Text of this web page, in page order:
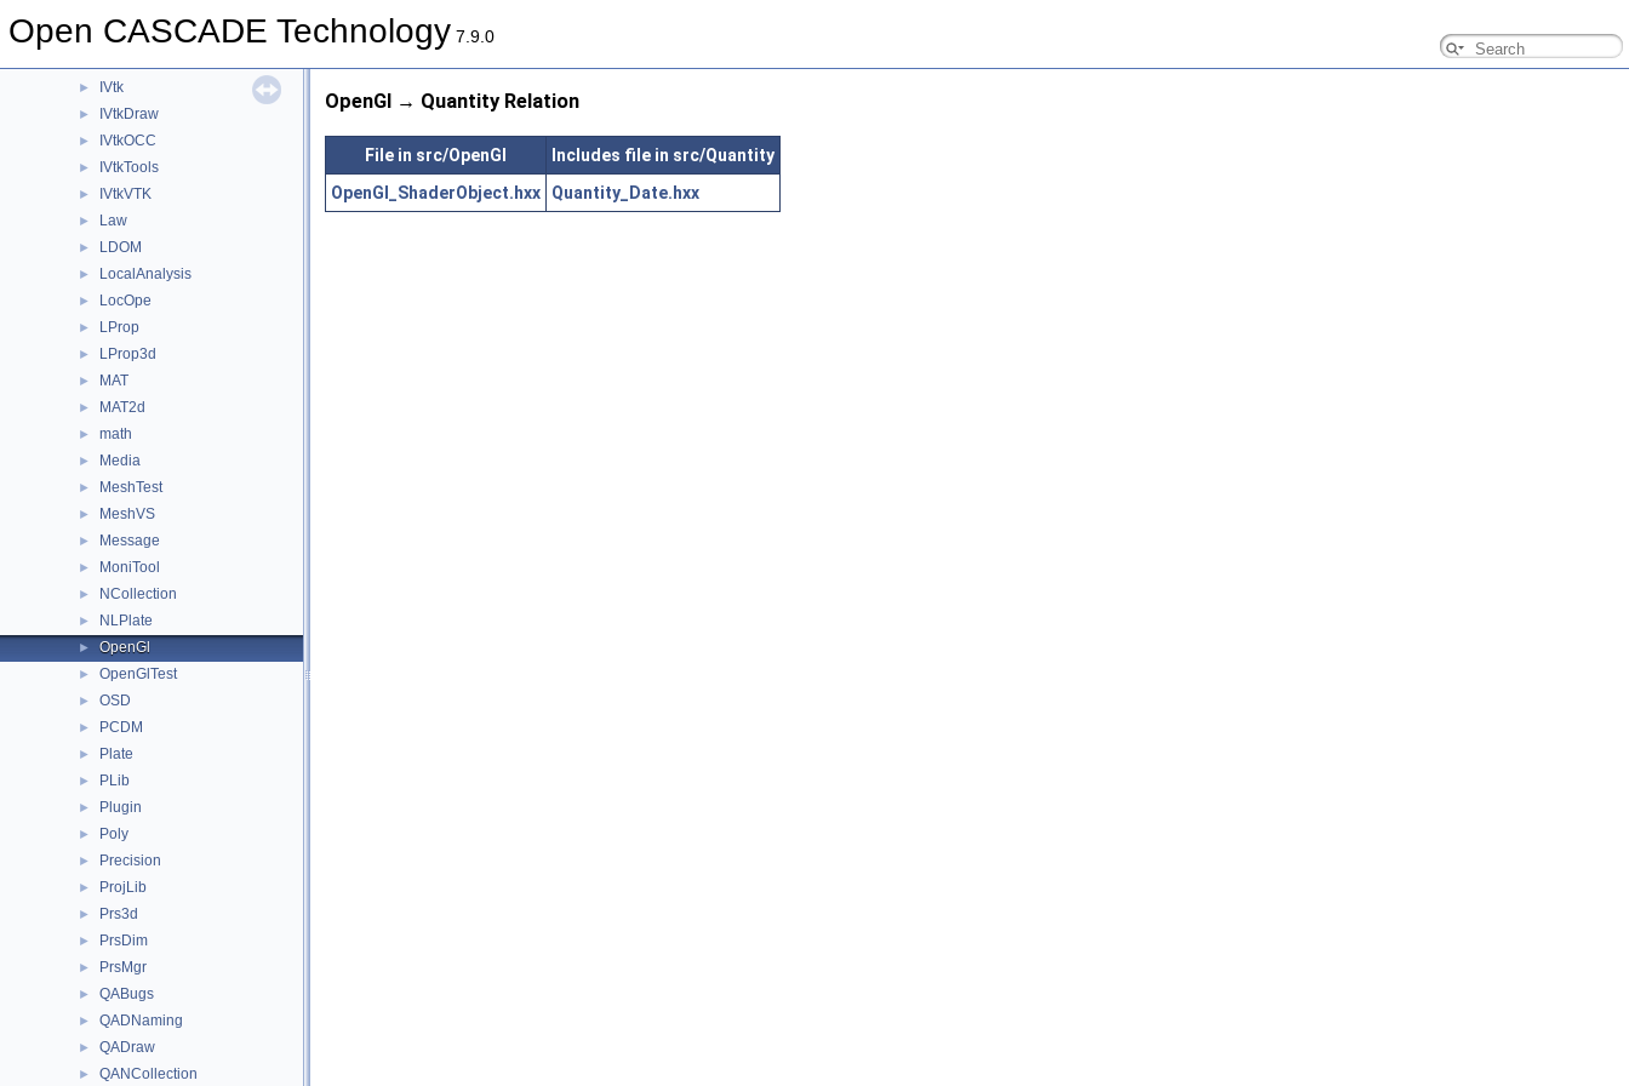
Open CASCADE Technology 7.9.0
► IntTools
► IVtk
► IVtkDraw
► IVtkOCC
► IVtkTools
► IVtkVTK
► Law
► LDOM
► LocalAnalysis
► LocOpe
► LProp
► LProp3d
► MAT
► MAT2d
► math
► Media
► MeshTest
► MeshVS
► Message
► MoniTool
► NCollection
► NLPlate
► OpenGl
► OpenGlTest
► OSD
► PCDM
► Plate
► PLib
► Plugin
► Poly
► Precision
► ProjLib
► Prs3d
► PrsDim
► PrsMgr
► QABugs
► QADNaming
► QADraw
► QANCollection
OpenGl → Quantity Relation
File in src/OpenGl
Includes file in src/Quantity
OpenGl_ShaderObject.hxx
Quantity_Date.hxx